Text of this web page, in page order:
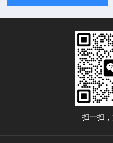
扫一扫